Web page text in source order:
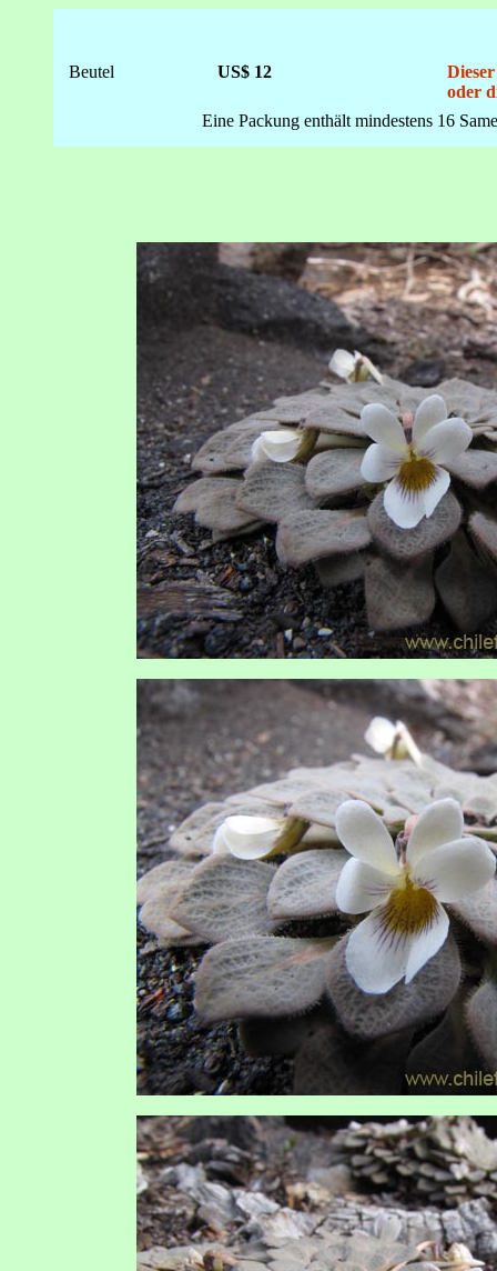
Beutel US$ 12
oder
Eine Packung enthält mindestens 16